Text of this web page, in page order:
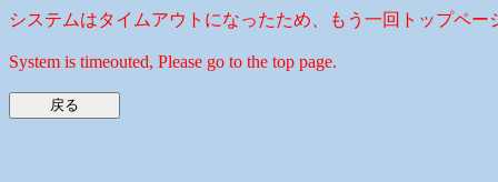
システムはタイムアウトになったため、もう一回トップペー
System is timeouted, Please go to the top page.